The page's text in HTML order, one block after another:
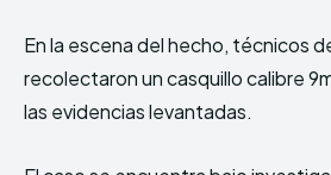
En la escena del hecho, técnicos
recolectaron un casquillo calibre
las evidencias levantadas.